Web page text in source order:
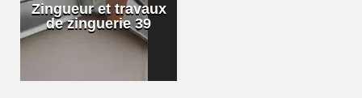
Zingueur et travaux
de zinguerie 39